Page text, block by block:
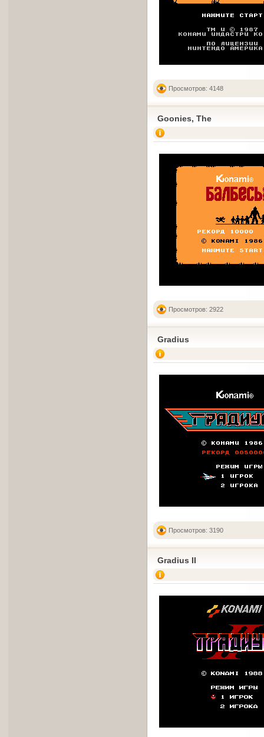
Просмотров: 4148
Goonies, The
Просмотров: 2922
Gradius
Просмотров: 3190
Gradius II